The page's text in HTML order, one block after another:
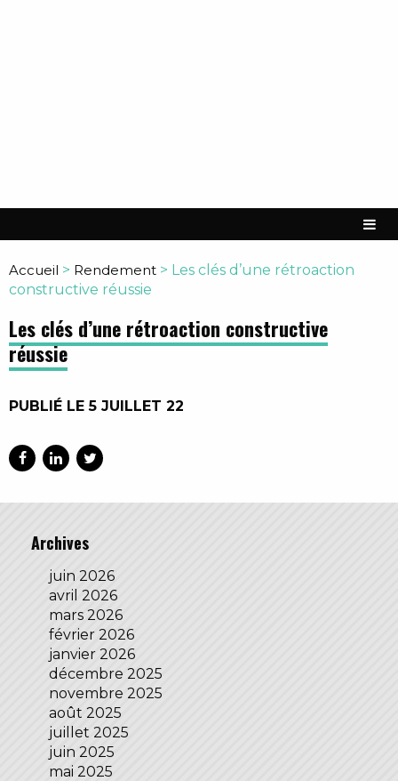
Accueil > Rendement > Les clés d’une rétroaction
constructive réussie
Les clés d’une rétroaction constructive
réussie
PUBLIÉ LE 5 JUILLET 22
Archives
juin 2026
avril 2026
mars 2026
février 2026
janvier 2026
décembre 2025
novembre 2025
août 2025
juillet 2025
juin 2025
mai 2025